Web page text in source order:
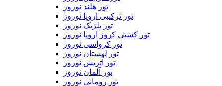
تور هلند نوروز
تور ترکیبی اروپا نوروز
تور بلژیک نوروز
تور کشتی کروز اروپا نوروز
تور کرواسی نوروز
تور لهستان نوروز
تور اتریش نوروز
تور آلمان نوروز
تور رومانی نوروز